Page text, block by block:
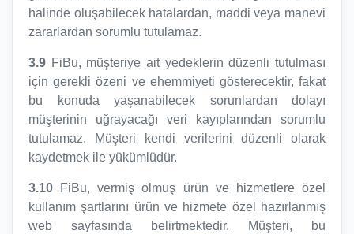
halinde oluşabilecek hatalardan, maddi veya manevi
zararlardan sorumlu tutulamaz.
3.9 FiBu, müşteriye ait yedeklerin düzenli tutulması
için gerekli özeni ve ehemmiyeti gösterecektir, fakat
bu konuda yaşanabilecek sorunlardan dolayı
müşterinin uğrayacağı veri kayıplarından sorumlu
tutulamaz. Müşteri kendi verilerini düzenli olarak
kaydetmek ile yükümlüdür.
3.10 FiBu, vermiş olmuş ürün ve hizmetlere özel
kullanım şartlarını ürün ve hizmete özel hazırlanmış
web sayfasında belirtmektedir. Müşteri, bu